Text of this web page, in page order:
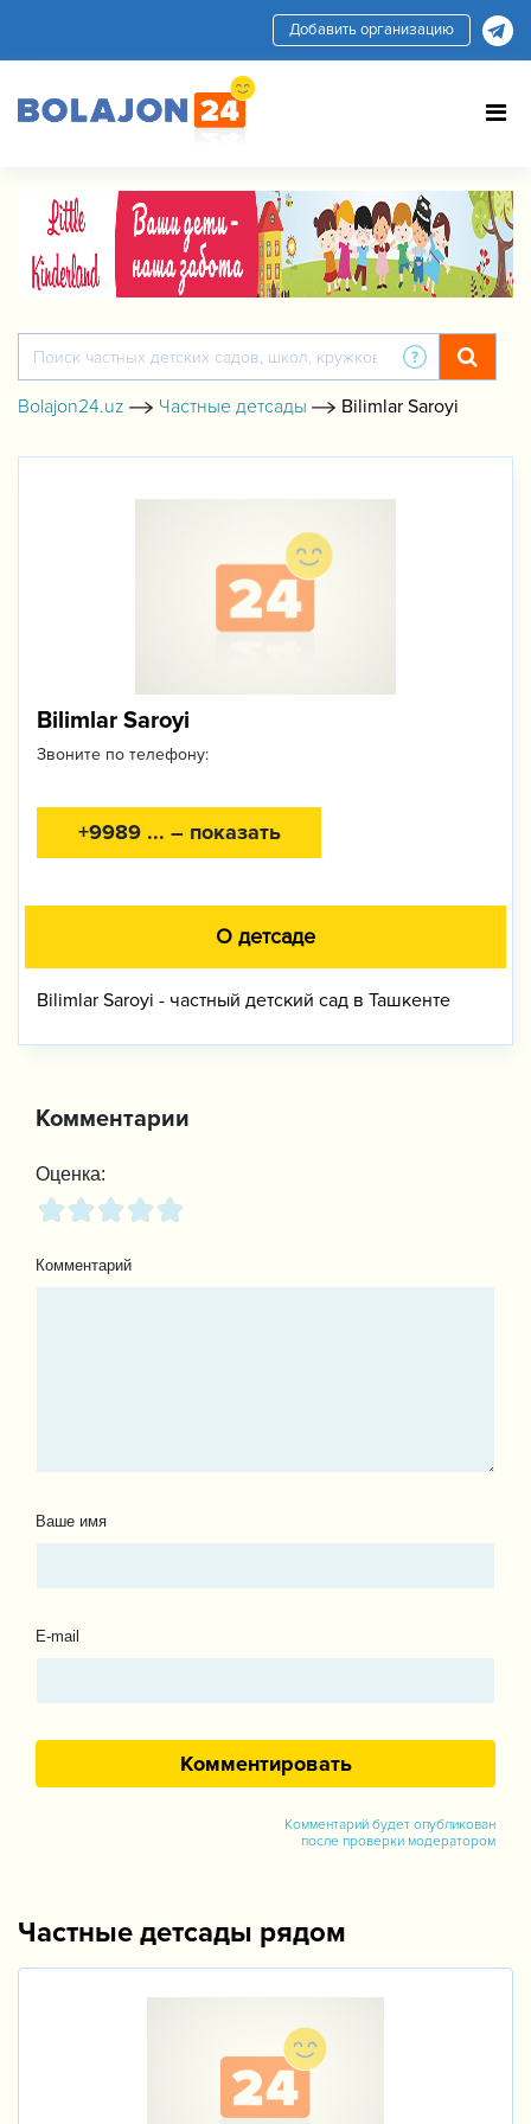
Добавить организацию
Bolajon24.uz Частные детсады Bilimlar Saroyi
Bilimlar Saroyi
Звоните по телефону:
+9989 ... – показать
О детсаде
Bilimlar Saroyi - частный детский сад в Ташкенте
Комментарии
Оценка:
Комментарий
Ваше имя
E-mail
Комментарий будет опубликован
после проверки модератором
Частные детсады рядом